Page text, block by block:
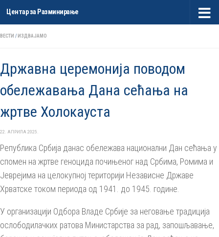
Skip to content
Центар за Разминирање
ВЕСТИ /ИЗДВАЈАМО
Државна церемонија поводом
обележавања Дана сећања на
жртве Холокауста
22. АПРИЛА 2025.
Република Србија данас обележава национални Дан сећања у
спомен на жртве геноцида почињеног над Србима, Ромима и
Јеврејима на целокупној територији Независне Државе
Хрватске током периода од 1941. до 1945. године.
У организацији Одбора Владе Србије за неговање традиција
ослободилачких ратова Министарства за рад, запошљавање,